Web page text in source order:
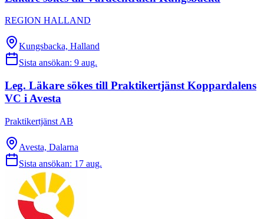
REGION HALLAND
Kungsbacka, Halland
Sista ansökan: 9 aug.
Leg. Läkare sökes till Praktikertjänst Koppardalens
VC i Avesta
Praktikertjänst AB
Avesta, Dalarna
Sista ansökan: 17 aug.